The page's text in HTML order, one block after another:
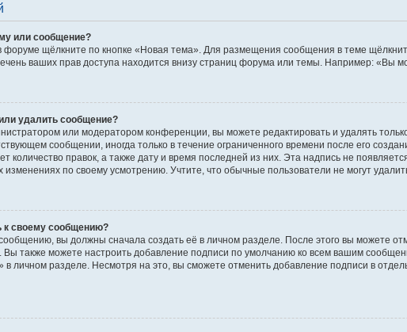
или сообщение?
щёлкните по кнопке «Новая тема». Для размещения сообщения в теме
ваших прав доступа находится внизу страниц форума или темы. Например: «Вы
удалить сообщение?
или модератором конференции, вы можете редактировать и удалять
сообщении, иногда только в течение ограниченного времени после его
количество правок, а также дату и время последней из них. Эта надпись не
по своему усмотрению. Учтите, что обычные пользователи не могут
к своему сообщению?
вы должны сначала создать её в личном разделе. После этого вы можете
Вы также можете настроить добавление подписи по умолчанию ко всем вашим
в личном разделе. Несмотря на это, вы сможете отменить добавление подписи в